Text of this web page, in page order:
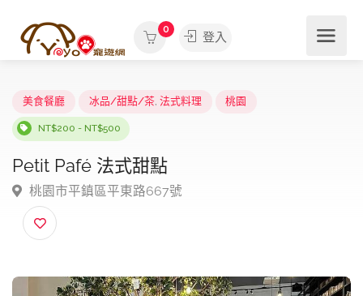
0
登入
美食餐廳 冰品/甜點/茶,法式料理 桃園
NT$200 - NT$500
Petit Pafé 法式甜點
桃園市平鎮區平東路667號